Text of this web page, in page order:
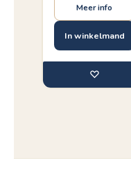
Meer info
In winkelmand
♡